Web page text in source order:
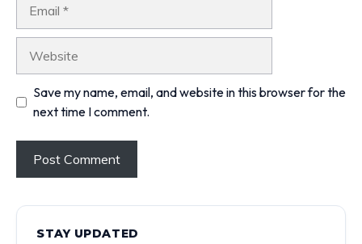
Save my name, email, and website in this browser for the
next time I comment.
STAY UPDATED